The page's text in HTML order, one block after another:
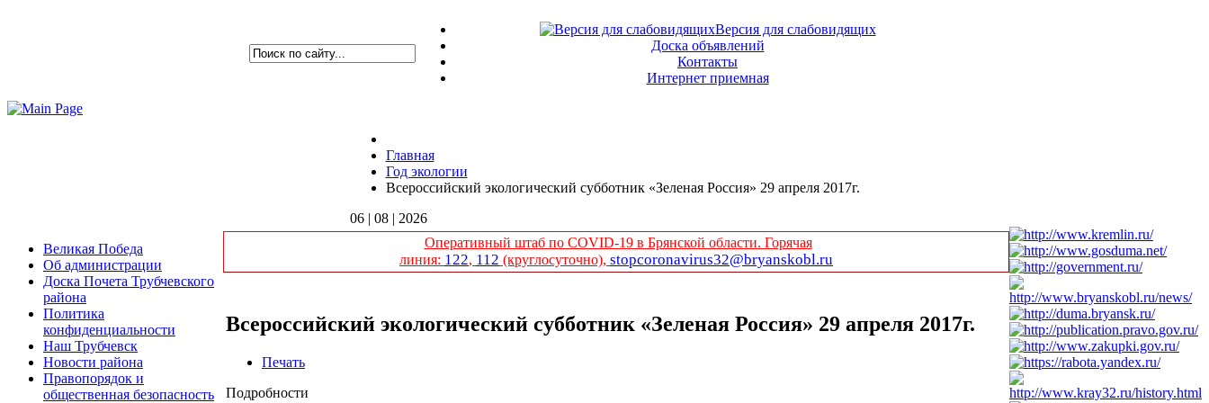
Версия для слабовидящих
Доска объявлений
Контакты
Интернет приемная
Главная
Год экологии
Всероссийский экологический субботник «Зеленая Россия» 29 апреля 2017г.
06 | 08 | 2026
Великая Победа
Об администрации
Доска Почета Трубчевского
района
Политика
конфиденциальности
Наш Трубчевск
Новости района
Правопорядок и
общественная безопасность
Оперативный штаб по COVID-19 в Брянской области. Горячая
линия: 122, 112 (круглосуточно), stopcoronavirus32@bryanskobl.ru
Всероссийский экологический субботник «Зеленая Россия» 29 апреля 2017г.
Печать
Подробности